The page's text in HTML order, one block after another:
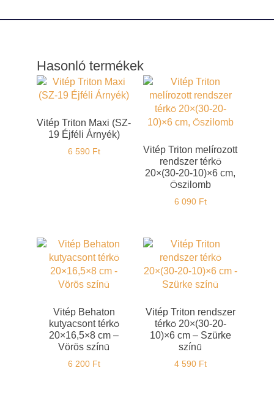
Hasonló termékek
Vitép Triton Maxi (SZ-
19 Éjféli Árnyék)
6 590 Ft
Vitép Triton melírozott
rendszer térkő
20×(30-20-10)×6 cm,
Őszilomb
6 090 Ft
Vitép Behaton
kutyacsont térkő
20×16,5×8 cm –
Vörös színű
6 200 Ft
Vitép Triton rendszer
térkő 20×(30-20-
10)×6 cm – Szürke
színű
4 590 Ft